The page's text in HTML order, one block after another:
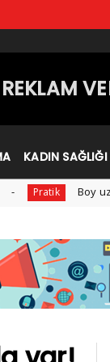
KADIN SAĞLIĞI
Boy uzamasına